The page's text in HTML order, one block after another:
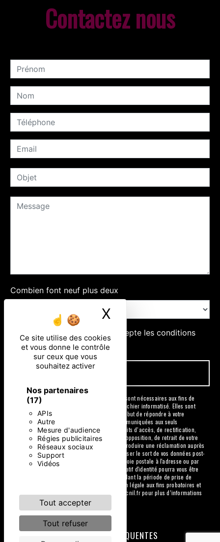
Ce site utilise des cookies
et vous donne le contrôle
sur ceux que vous
souhaitez activer
Nos partenaires
(17)
APIs
Autre
Mesure d'audience
Régies publicitaires
Réseaux sociaux
Support
Vidéos
Tout accepter
Tout refuser
X Masquer le
Contactez nous
Combien font neuf plus deux
En cochant cette case, j'accepte les conditions
particulières ci-dessous **
** Les données personnelles communiquées sont nécessaires aux fins de
vous contacter et sont enregistrées dans un fichier informatisé. Elles sont
destinées à et ses sous-traitants dans le seul but de répondre à votre
message. Les données collectées seront communiquées aux seuls
destinataires suivants: . Vous disposez de droits d’accès, de rectification,
d’effacement, de portabilité, de limitation, d’opposition, de retrait de votre
consentement à tout moment et du droit d’introduire une réclamation auprès
d’une autorité de contrôle, ainsi que d’organiser le sort de vos données post-
mortem. Vous pouvez exercer ces droits par voie postale à l'adresse ou par
courrier électronique à l'adresse . Un justificatif d'identité pourra vous être
demandé. Nous conservons vos données pendant la période de prise de
contact puis pendant la durée de prescription légale aux fins probatoires et
de gestion des contentieux. Consultez le site cnil.fr pour plus d’informations
sur vos droits.
RECHERCHES FRÉQUENTES